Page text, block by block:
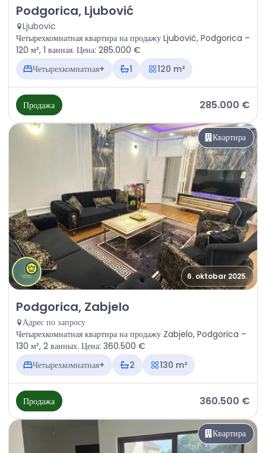
Продажа - Квартира Podgorica, Ljubović
Podgorica, Ljubović
Ljubovic
Четырехкомнатная квартира на продажу Ljubović, Podgorica –
120 м², 1 ванная. Цена: 285.000 €
Четырехкомнатная+
1 120 m²
Продажа 285.000 €
Квартира
6. oktobar 2025.
Продажа - Квартира Podgorica, Zabjelo
Podgorica, Zabjelo
Адрес по запросу
Четырехкомнатная квартира на продажу Zabjelo, Podgorica –
130 м², 2 ванных. Цена: 360.500 €
Четырехкомнатная+
2 130 m²
Продажа 360.500 €
Квартира